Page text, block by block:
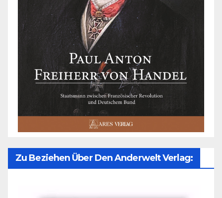
Zu Beziehen Über Den Anderwelt Verlag: